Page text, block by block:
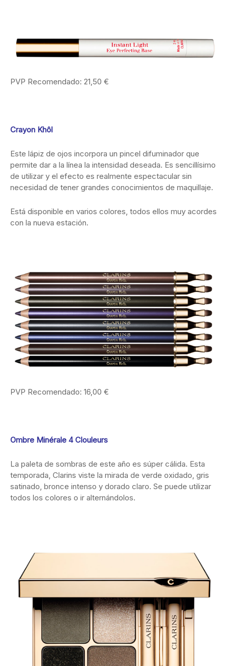
PVP Recomendado: 21,50 €
Crayon Khôl
Este lápiz de ojos incorpora un pincel difuminador que
permite dar a la línea la intensidad deseada. Es sencillísimo
de utilizar y el efecto es realmente espectacular sin
necesidad de tener grandes conocimientos de maquillaje.
Está disponible en varios colores, todos ellos muy acordes
con la nueva estación.
PVP Recomendado: 16,00 €
Ombre Minérale 4 Clouleurs
La paleta de sombras de este año es súper cálida. Esta
temporada, Clarins viste la mirada de verde oxidado, gris
satinado, bronce intenso y dorado claro. Se puede utilizar
todos los colores o ir alternándolos.